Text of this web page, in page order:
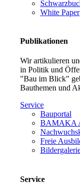
White Paper
Publikationen
Wir artikulieren
in Politik und
"Bau im Blick"
Bauthemen und
Service
Bauportal
BAMAKA
Freie
Service